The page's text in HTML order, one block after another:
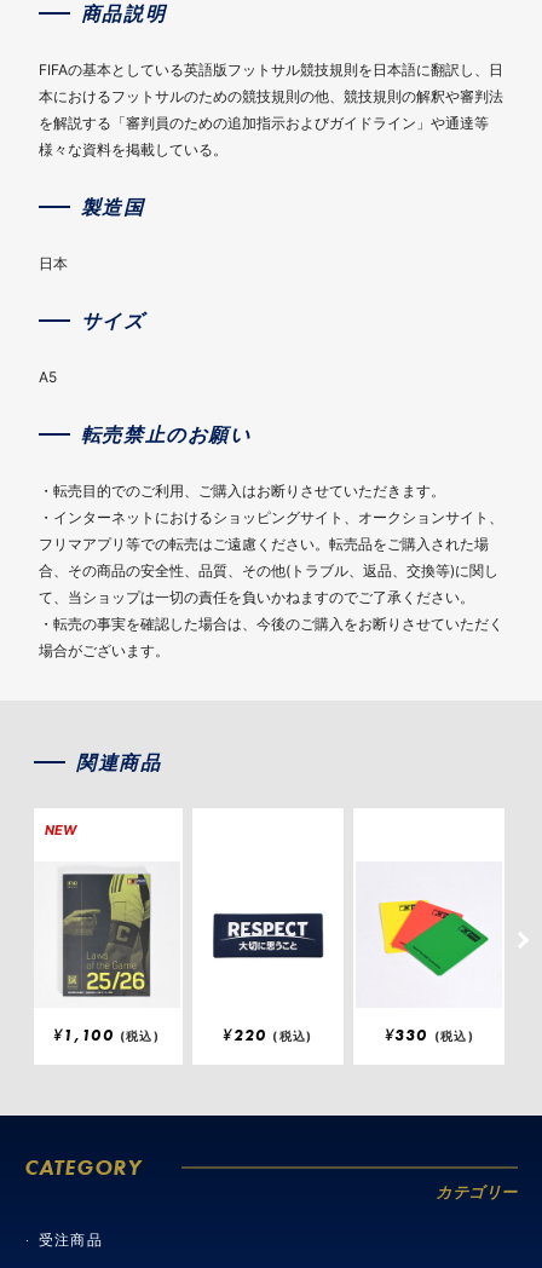
商品説明
FIFAの基本としている英語版フットサル競技規則を日本語に翻訳し、日
本におけるフットサルのための競技規則の他、競技規則の解釈や審判法
を解説する「審判員のための追加指示およびガイドライン」や通達等
様々な資料を掲載している。
製造国
日本
サイズ
A5
転売禁止のお願い
・転売目的でのご利用、ご購入はお断りさせていただきます。
・インターネットにおけるショッピングサイト、オークションサイト、
フリマアプリ等での転売はご遠慮ください。転売品をご購入された場
合、その商品の安全性、品質、その他(トラブル、返品、交換等)に関し
て、当ショップは一切の責任を負いかねますのでご了承ください。
・転売の事実を確認した場合は、今後のご購入をお断りさせていただく
場合がございます。
関連商品
NEW
¥1,100 (税込) ¥220 (税込) ¥330 (税込)
CATEGORY
カテゴリー
受注商品